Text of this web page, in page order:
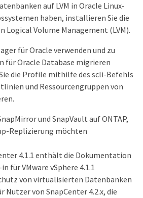
auf LVM in Oracle Linux-
haben, installieren Sie die
Logical Volume Management (LVM).
für Oracle verwenden und zu
für Oracle Database migrieren
die Profile mithilfe des scli-Befehls
und Ressourcengruppen von
und SnapVault auf ONTAP,
Replizierung möchten
4.1.1 enthält die Dokumentation
für VMware vSphere 4.1.1
von virtualisierten Datenbanken
Nutzer von SnapCenter 4.2.x, die